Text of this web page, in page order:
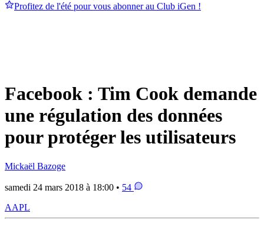
Profitez de l'été pour vous abonner au Club iGen !
Facebook : Tim Cook demande
une régulation des données
pour protéger les utilisateurs
Mickaël Bazoge
samedi 24 mars 2018 à 18:00 • 54
AAPL